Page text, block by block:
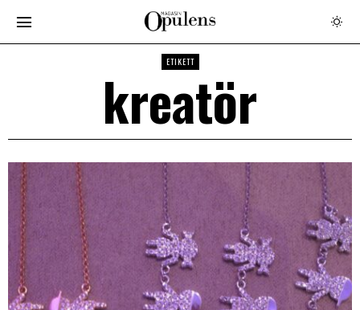
ETIKETT
kreatör